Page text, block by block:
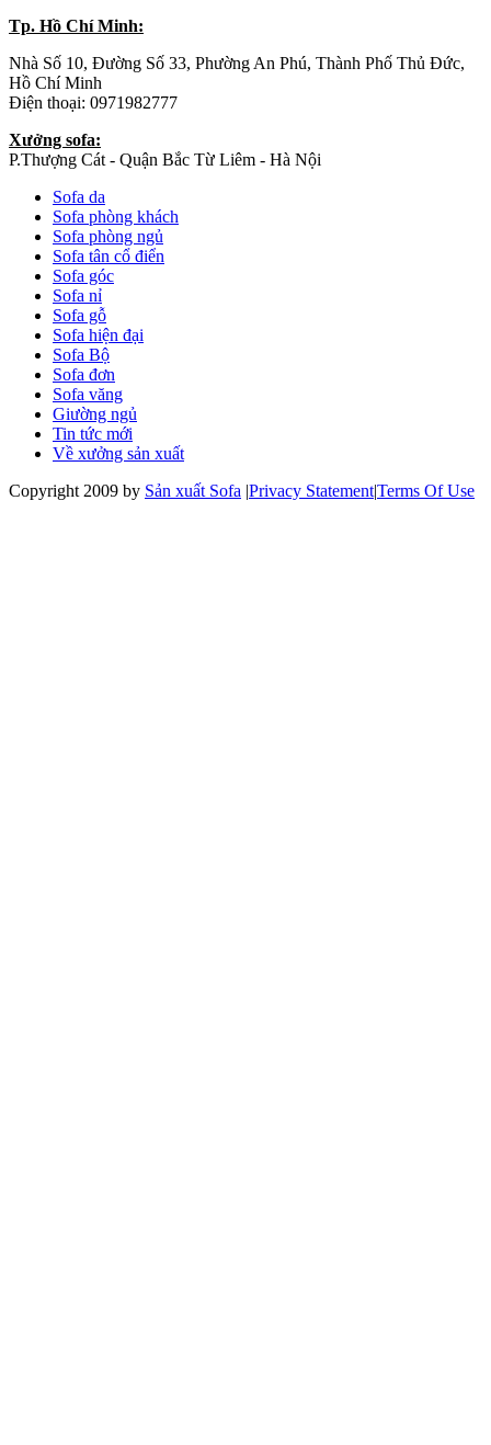
Tp. Hồ Chí Minh:
Nhà Số 10, Đường Số 33, Phường An Phú, Thành Phố Thủ Đức,
Hồ Chí Minh
Điện thoại: 0971982777
Xưởng sofa:
P.Thượng Cát - Quận Bắc Từ Liêm - Hà Nội
Sofa da
Sofa phòng khách
Sofa phòng ngủ
Sofa tân cổ điển
Sofa góc
Sofa nỉ
Sofa gỗ
Sofa hiện đại
Sofa Bộ
Sofa đơn
Sofa văng
Giường ngủ
Tin tức mới
Về xưởng sản xuất
Copyright 2009 by Sản xuất Sofa |Privacy Statement|Terms Of Use